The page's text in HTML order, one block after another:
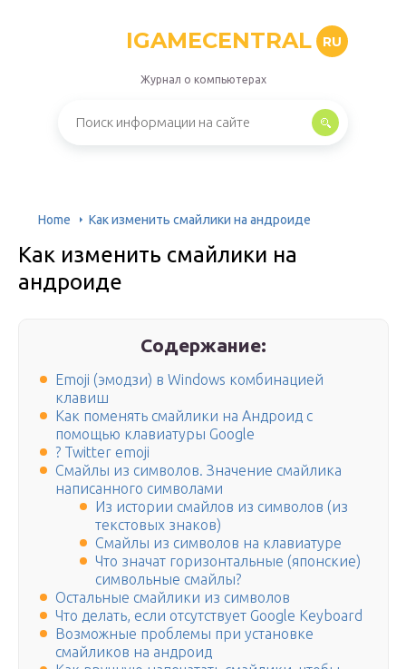
IGAMECENTRAL RU
Журнал о компьютерах
Home Как изменить смайлики на андроиде
Как изменить смайлики на
андроиде
Содержание:
Emoji (эмодзи) в Windows комбинацией
клавиш
Как поменять смайлики на Андроид с
помощью клавиатуры Google
? Twitter emoji
Смайлы из символов. Значение смайлика
написанного символами
Из истории смайлов из символов (из
текстовых знаков)
Смайлы из символов на клавиатуре
Что значат горизонтальные (японские)
символьные смайлы?
Остальные смайлики из символов
Что делать, если отсутствует Google Keyboard
Возможные проблемы при установке
смайликов на андроид